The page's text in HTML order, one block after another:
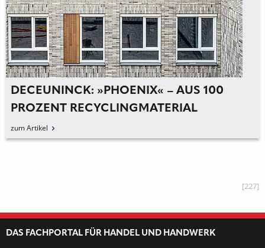
DECEUNINCK: »PHOENIX« – AUS 100
PROZENT RECYCLINGMATERIAL
zum Artikel
[227]
DAS FACHPORTAL FÜR HANDEL UND HANDWERK